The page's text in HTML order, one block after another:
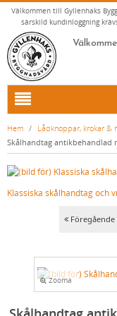
Välkommen till Gyllenhaks
särskild kundinloggning
HEM
NYA PRODUKTER
LINOLJEFÄRG &
LINOLJEFÄRGER
VITA KULÖRER
GULA KULÖRER
RÖDA KULÖRER
GRÖNA
MATTA
KONSTNÄRSFÄRGER
VITT
GULT/ORANGE
LACK, LASYRER,
LINOLJESÅPA OCH
KLASSISKA KLÄDER
RESISTANT WORK
VÄSTAR
BYXOR
JACKOR,
BADRUM & KÖK
BADKARSBLANDARE
DUSCHAR OCH
DÖRRHANDTAG
DÖRRHANDTAG
DÖRRHANDTAG
HANDTAG
HANDTAG
KLASSISKA
KLASSISKA
FÖNSTERBESLAG &
Hem / Lådknoppar, krokar &
Skålhandtag antikbehandlad
Klassiska skålhandtag och
Föregående
Zooma